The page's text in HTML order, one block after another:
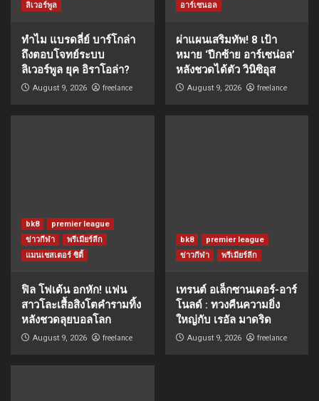
ลิเวอร์พูล
ทำไม แบรดลี่ย์ บาร์โกล่า
ถึงตอบโจทย์ระบบ
ลิเวอร์พูล ยุค อิราโอล่า?
August 9, 2026 freelance
อาร์เซนอล
ผ่าแผนเสริมทัพ! 8 เป้า
หมาย ‘ปีกซ้าย อาร์เซน่อล’
หลังชวดได้ตัว วินิซิอุส
August 9, 2026 freelance
bk8
premier league
ข่าวกีฬา
พรีเมียร์ลีก
แมนเชสเตอร์ ซิตี้
ฟิล โฟเด้น อกหัก! แฟน
สาวโละเสื้อสิงโตคำรามทิ้ง
หลังชวดลุยบอลโลก
August 9, 2026 freelance
bk8
premier league
ข่าวกีฬา
พรีเมียร์ลีก
เทรนต์ อเล็กซานเดอร์-อาร์
โนลด์ : ทวงคืนความยิ่ง
ใหญ่กับ เรอัล มาดริด
August 9, 2026 freelance